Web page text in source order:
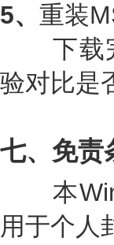
5、 重装
下载完
验对比是
七、免责
本
用于个人